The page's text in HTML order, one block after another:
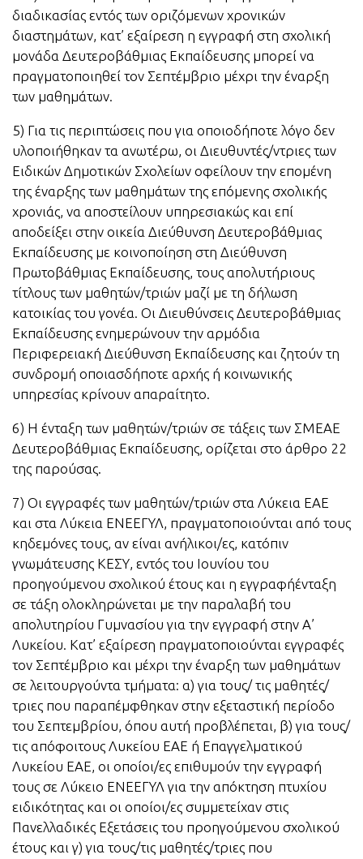
διαδικασίας εντός των οριζόμενων χρονικών
διαστημάτων, κατ’ εξαίρεση η εγγραφή στη σχολική
μονάδα Δευτεροβάθμιας Εκπαίδευσης μπορεί να
πραγματοποιηθεί τον Σεπτέμβριο μέχρι την έναρξη
των μαθημάτων.
5) Για τις περιπτώσεις που για οποιοδήποτε λόγο δεν
υλοποιήθηκαν τα ανωτέρω, οι Διευθυντές/ντριες των
Ειδικών Δημοτικών Σχολείων οφείλουν την επομένη
της έναρξης των μαθημάτων της επόμενης σχολικής
χρονιάς, να αποστείλουν υπηρεσιακώς και επί
αποδείξει στην οικεία Διεύθυνση Δευτεροβάθμιας
Εκπαίδευσης με κοινοποίηση στη Διεύθυνση
Πρωτοβάθμιας Εκπαίδευσης, τους απολυτήριους
τίτλους των μαθητών/τριών μαζί με τη δήλωση
κατοικίας του γονέα. Οι Διευθύνσεις Δευτεροβάθμιας
Εκπαίδευσης ενημερώνουν την αρμόδια
Περιφερειακή Διεύθυνση Εκπαίδευσης και ζητούν τη
συνδρομή οποιασδήποτε αρχής ή κοινωνικής
υπηρεσίας κρίνουν απαραίτητο.
6) Η ένταξη των μαθητών/τριών σε τάξεις των ΣΜΕΑΕ
Δευτεροβάθμιας Εκπαίδευσης, ορίζεται στο άρθρο 22
της παρούσας.
7) Οι εγγραφές των μαθητών/τριών στα Λύκεια ΕΑΕ
και στα Λύκεια ΕΝΕΕΓΥΛ, πραγματοποιούνται από τους
κηδεμόνες τους, αν είναι ανήλικοι/ες, κατόπιν
γνωμάτευσης ΚΕΣΥ, εντός του Ιουνίου του
προηγούμενου σχολικού έτους και η εγγραφήένταξη
σε τάξη ολοκληρώνεται με την παραλαβή του
απολυτηρίου Γυμνασίου για την εγγραφή στην Α’
Λυκείου. Κατ’ εξαίρεση πραγματοποιούνται εγγραφές
τον Σεπτέμβριο και μέχρι την έναρξη των μαθημάτων
σε λειτουργούντα τμήματα: α) για τους/ τις μαθητές/
τριες που παραπέμφθηκαν στην εξεταστική περίοδο
του Σεπτεμβρίου, όπου αυτή προβλέπεται, β) για τους/
τις απόφοιτους Λυκείου ΕΑΕ ή Επαγγελματικού
Λυκείου ΕΑΕ, οι οποίοι/ες επιθυμούν την εγγραφή
τους σε Λύκειο ΕΝΕΕΓΥΛ για την απόκτηση πτυχίου
ειδικότητας και οι οποίοι/ες συμμετείχαν στις
Πανελλαδικές Εξετάσεις του προηγούμενου σχολικού
έτους και γ) για τους/τις μαθητές/τριες που